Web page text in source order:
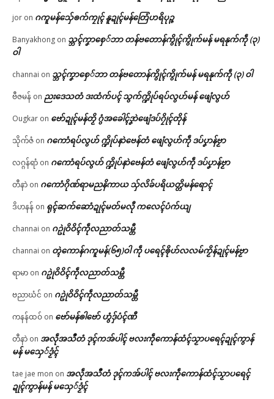
jor on ဂကူမန်​သှ်ေၜက်ကၠုၚ် နူဍုၚ်မန်တြေံဟရိပုဉ္ဇ
Banyakhong on သ္ဘၚ်ကၞာစှေ်ဘာ တန်ဗတောန်ကွိုၚ်ကွိုက်မန် မရနုက်ကဵု (၃)
ဝါ
channai on သ္ဘၚ်ကၞာစှေ်ဘာ တန်ဗတောန်ကွိုၚ်ကွိုက်မန် မရနုက်ကဵု (၃) ဝါ
ဗီဇမန် on ညးဒေသတံ ဒးထံက်ပၚ် သွက်က္ဍိုပ်ရပ်လွဟ်မန် ဖျေံလွဟ်
Ougkar on ဗော်ဍုၚ်မန်တၟိ ဂွံအခေါၚ်ဒၞာဲဖျေံဒပ်ဂၠိုၚ်တိုန်
သိုက်ဇံ on ဂကောံရပ်လွဟ် က္ဍိုပ်နာဲဗေန်တံ ဖျေံလွဟ်ကဵု ဒပ်ပၞာန်ဗၟာ
လဂ္ဂန်ရာံ on ဂကောံရပ်လွဟ် က္ဍိုပ်နာဲဗေန်တံ ဖျေံလွဟ်ကဵု ဒပ်ပၞာန်ဗၟာ
တီနာဲ on ဂကောံဂိုဏ်ရာမညနိကာယ သှ်လိခ်ပရိယတ္တိမန်ရောၚ်
ဒိဟနန် on ရုၚ်ဆက်ဆောံဍုၚ်မတ်မလီု ကလေၚ်ပံက်ယျ
channai on ဂဥုဲဝိဝိၚ်ကဵုလညာတ်သမ္တီ
channai on တ္ၚဲကောန်ဂကူမန်(၆၅)ဝါ ကဵု ပရေၚ်ၜိုဟ်လလမ်ကၟိန်ဍုၚ်မန်ဗၟာ
ရာမာ on ဂဥုဲဝိဝိၚ်ကဵုလညာတ်သမ္တီ
ဗညာဃံင် on ဂဥုဲဝိဝိၚ်ကဵုလညာတ်သမ္တီ
ကနန်ထဝ် on ဗော်မန်ၜါဗော် ဟွံဒှ်ပံၚ်ဏီ
တီနာဲ on အလဵုအသဳတံ ဒုၚ်ကအ်ပါၚ် ဗလးကဵုကောန်ထံၚ်သၟာပရေၚ်ဍုၚ်ကွာန်
မန် မသှေ်ဒၟံၚ်
tae jae mon on အလဵုအသဳတံ ဒုၚ်ကအ်ပါၚ် ဗလးကဵုကောန်ထံၚ်သၟာပရေၚ်
ဍုၚ်ကွာန်မန် မသှေ်ဒၟံၚ်